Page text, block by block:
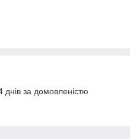
за домовленістю